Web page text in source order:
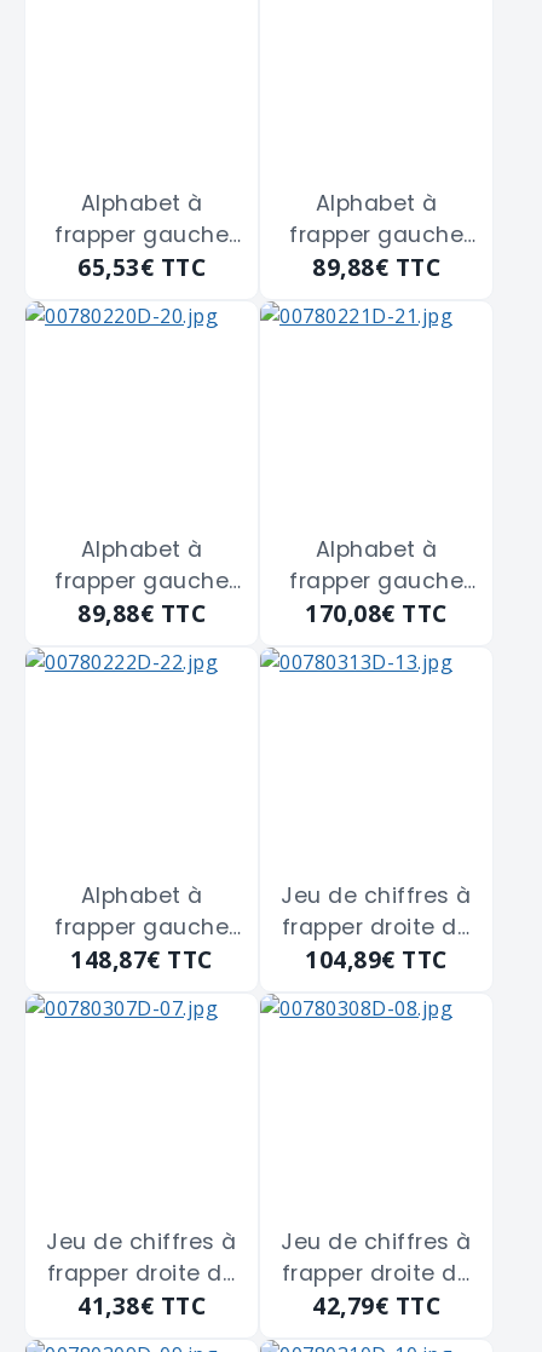
Alphabet à
frapper gauche
de 4 m/m
65,53€ TTC
Alphabet à
frapper gauche
de 5 m/m
89,88€ TTC
Alphabet à
frapper gauche
de 6 m/m
89,88€ TTC
Alphabet à
frapper gauche
de 7 m/m
170,08€ TTC
Alphabet à
frapper gauche
de 8 m/m
148,87€ TTC
Jeu de chiffres à
frapper droite de
10 m/m
104,89€ TTC
Jeu de chiffres à
frapper droite de
2 m/m
41,38€ TTC
Jeu de chiffres à
frapper droite de
3 m/m
42,79€ TTC